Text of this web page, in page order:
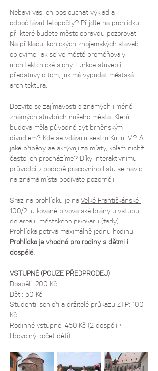
Nebaví vás jen poslouchat výklad a
odpočítávat letopočty? Přijďte na prohlídku,
při které budete město opravdu pozorovat.
Na příkladu ikonických znojemských staveb
objevíme, jak se ve městě proměňovaly
architektonické slohy, funkce staveb i
představy o tom, jak má vypadat městská
architektura.
Dozvíte se zajímavosti o známých i méně
známých stavbách našeho města. Která
budova měla původně být brněnským
divadlem? Kde se vdávala sestra Karla IV.? A
jaké příběhy se skrývají za místy, kolem nichž
často jen procházíme? Díky interaktivnímu
průvodci v podobě pracovního listu se navíc
na známá místa podíváte pozorněji.
Sraz na prohlídku je na Velké Františkánské
100/2, u kované pivovarské brány u vstupu
do areálu městského pivovaru (tady).
Prohlídka potrvá maximálně jednu hodinu.
Prohlídka je vhodná pro rodiny s dětmi i
dospělé.
VSTUPNÉ (POUZE PŘEDPRODEJ)
Dospělí: 200 Kč
Děti: 50 Kč
Studenti, senioři a držitelé průkazu ZTP: 100
Kč
Rodinné vstupné: 450 Kč (2 dospělí +
libovolný počet dětí)